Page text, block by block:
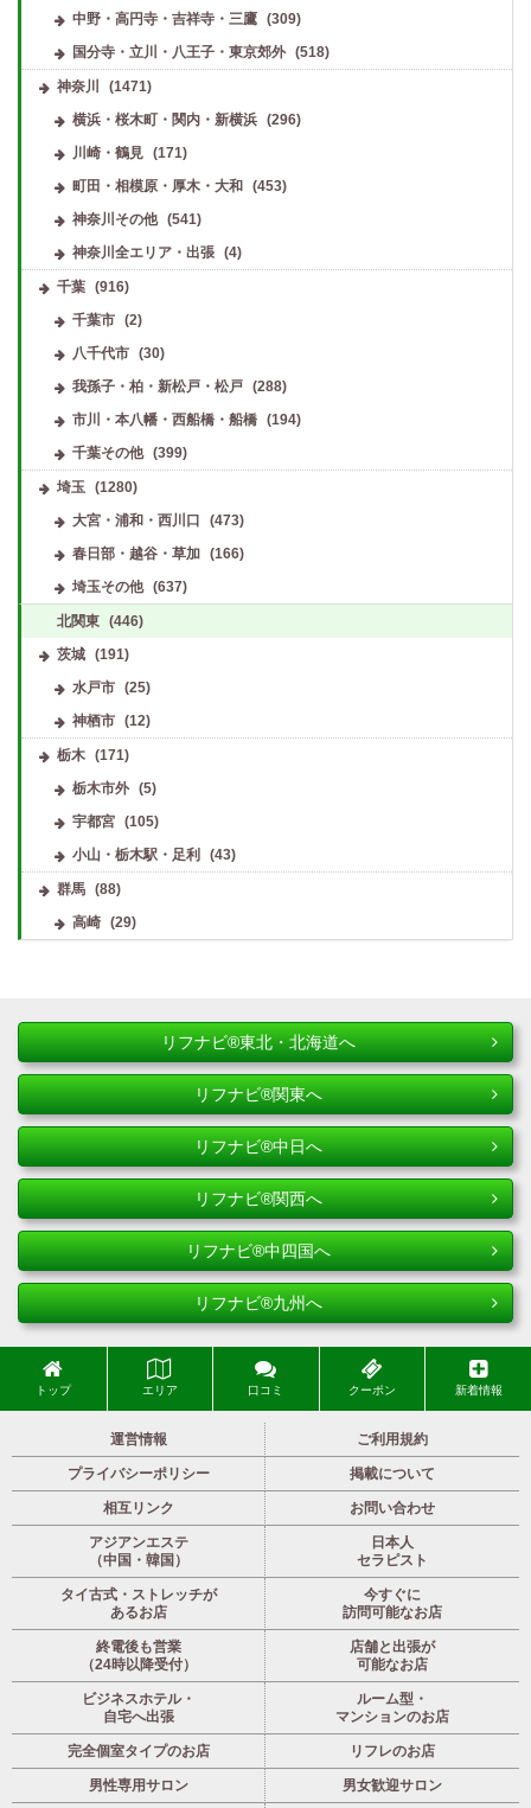
中野・高円寺・吉祥寺・三鷹
(309)
国分寺・立川・八王子・東京郊外
(518)
神奈川
(1471)
横浜・桜木町・関内・新横浜
(296)
川崎・鶴見
(171)
町田・相模原・厚木・大和
(453)
神奈川その他
(541)
神奈川全エリア・出張
(4)
千葉 (916)
千葉市
(2)
八千代市
(30)
我孫子・柏・新松戸・松戸
(288)
市川・本八幡・西船橋・船橋
(194)
千葉その他
(399)
埼玉
(1280)
大宮・浦和・西川口
(473)
春日部・越谷・草加
(166)
埼玉その他
(637)
北関東 (446)
茨城 (191)
水戸市
(25)
神栖市
(12)
栃木 (171)
栃木市外
(5)
宇都宮
(105)
小山・栃木駅・足利
(43)
群馬 (88)
高崎
(29)
リフナビ®東北・北海道へ
リフナビ®関東へ
リフナビ®中日へ
リフナビ®関西へ
リフナビ®中四国へ
リフナビ®九州へ
トップ エリア 口コミ クーポン 新着情報
運営情報 ご利用規約
プライバシーポリシー 掲載について
相互リンク お問い合わせ
アジアンエステ
（中国・韓国）
日本人
セラピスト
タイ古式・ストレッチが
あるお店
今すぐに
訪問可能なお店
終電後も営業
（24時以降受付）
店舗と出張が
可能なお店
ビジネスホテル・
自宅へ出張
ルーム型・
マンションのお店
完全個室タイプのお店 リフレのお店
男性専用サロン 男女歓迎サロン